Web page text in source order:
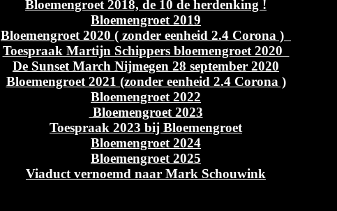
Bloemengroet 2018, de 10 de herdenking !
Bloemengroet 2019
Bloemengroet 2020 ( zonder eenheid 2.4 Corona )
Toespraak Martijn Schippers bloemengroet 2020
De Sunset March Nijmegen 28 september 2020
Bloemengroet 2021 (zonder eenheid 2.4 Corona )
Bloemengroet 2022
Bloemengroet 2023
Toespraak 2023 bij Bloemengroet
Bloemengroet 2024
Bloemengroet 2025
Viaduct vernoemd naar Mark Schouwink